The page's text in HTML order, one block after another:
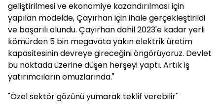
geliştirilmesi ve ekonomiye kazandırılması için
yapılan modelde, Çayırhan için ihale gerçekleştirildi
ve başarılı olundu. Çayırhan dahil 2023'e kadar yerli
kömürden 5 bin megavata yakın elektrik üretim
kapasitesinin devreye gireceğini öngörüyoruz. Devlet
bu noktada üzerine düşen herşeyi yaptı. Artık iş
yatırımcıların omuzlarında."
"Özel sektör gözünü yumarak teklif verebilir''